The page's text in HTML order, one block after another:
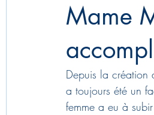
Mame
Depuis la création
a toujours été un
femme a eu à